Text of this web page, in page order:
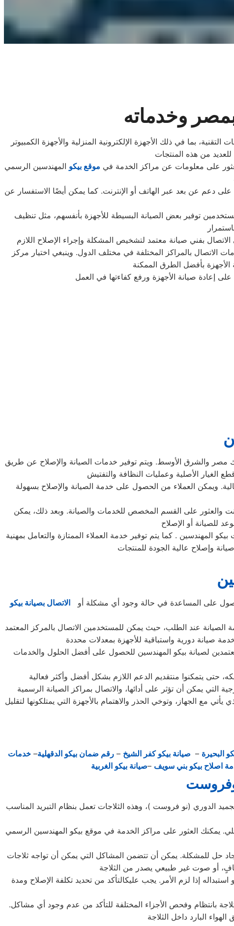
وخدماته
بما في ذلك الأجهزة الإلكترونية المنزلية والأجهزة الكمبيوتر
على معلومات عن مراكز الخدمة في موقع بيكو المهندسين الرسمي
دعم عن بعد عبر الهاتف أو الإنترنت. كما يمكن أيضًا الاستفسار عن
توفير بعض الصيانة البسيطة للأجهزة بأنفسهم، مثل تنظيف
الاتصال بالمراكز المختلفة في مختلف الدول. وينبغي اختيار مركز
إعادة صيانة الأجهزة ورفع كفاءتها في العمل
مصر والشرق الأوسط. ويتم توفير خدمات الصيانة والإصلاح عن طريق
ويمكن العملاء من الحصول على خدمة الصيانة والإصلاح بسهولة
والعثور على القسم المخصص للخدمات والصيانة. وبعد ذلك، يمكن
المهندسين . كما يتم توفير خدمة العملاء الممتازة والتعامل بمهنية
على المساعدة في حالة وجود أي مشكلة أوالاتصال بصيانة بيكو
عند الطلب، حيث يمكن للمستخدمين الاتصال بالمركز المعتمد
لصيانة بيكو المهندسين للحصول على أفضل الحلول والخدمات
التي يمكن أن تؤثر على أدائها، والاتصال بمراكز الصيانة الرسمية
الجهاز، وتوخي الحذر والاهتمام بالأجهزة التي يمتلكونها لتقليل
البحيرة – صيانة بيكو كفر الشيخ – رقم ضمان بيكو الدقهلية– خدمات
اصلاح بيكو بني سويف –صيانة بيكو الغربية
الدوري (نو فروست )، وهذه الثلاجات تعمل بنظام التبريد المناسب
يمكنك العثور على مراكز الخدمة في موقع بيكو المهندسين الرسمي
حل للمشكلة. يمكن أن تتضمن المشاكل التي يمكن أن تواجه ثلاجات
إذا لزم الأمر. يجب عليكالتأكد من تحديد تكلفة الإصلاح ومدة
بانتظام وفحص الأجزاء المختلفة للتأكد من عدم وجود أي مشاكل.